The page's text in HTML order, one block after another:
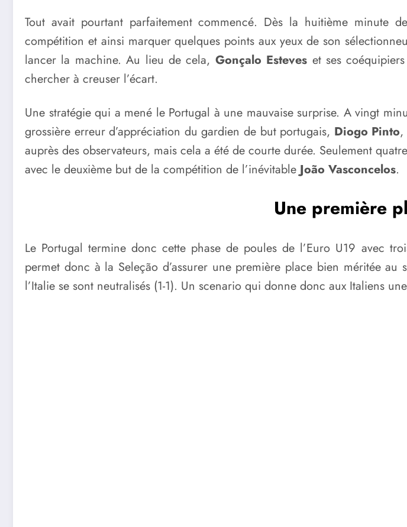
Tout avait pourtant parfaitement commencé. Dès la huitième minute
compétition et ainsi marquer quelques points aux yeux de son
lancer la machine. Au lieu de cela, Gonçalo Esteves et ses
chercher à creuser l’écart.
Une stratégie qui a mené le Portugal à une mauvaise surprise. A vingt
grossière erreur d’appréciation du gardien de but portugais, Diogo Pinto,
auprès des observateurs, mais cela a été de courte durée. Seulement
avec le deuxième but de la compétition de l’inévitableJoão Vasconcelos.
Une première
Le Portugal termine donc cette phase de poules de l’Euro U19 avec
permet donc à la Seleção d’assurer une première place bien méritée
l’Italie se sont neutralisés (1-1). Un scenario qui donne donc aux Italiens